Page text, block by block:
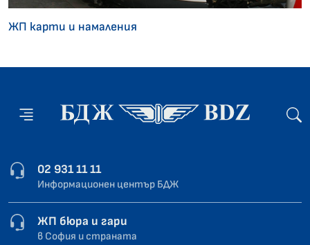
ЖП карти и намаления
02 931 11 11
Информационен център БДЖ
ЖП бюра и гари
в София и страната